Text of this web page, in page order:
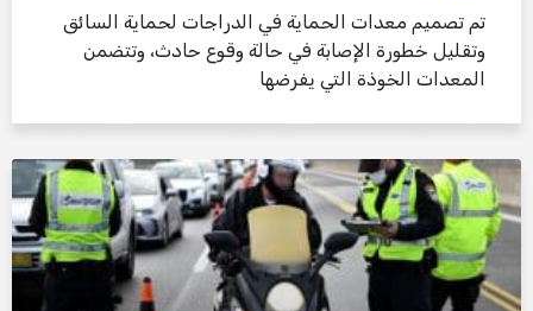
تم تصميم معدات الحماية في الدراجات لحماية السائق
وتقليل خطورة الإصابة في حالة وقوع حادث، وتتضمن
المعدات الخوذة التي يفرضها